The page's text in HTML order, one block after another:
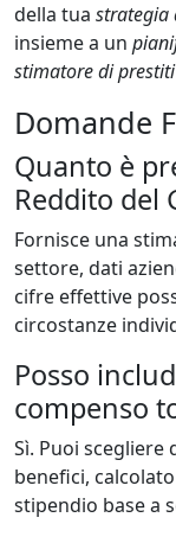
della tua strategia
insieme a un
stimatore di
Domande
Quanto è
Reddito del
Fornisce una
settore, dati
cifre effettive
circostanze
Posso
compenso
Sì. Puoi
benefici,
stipendio base a